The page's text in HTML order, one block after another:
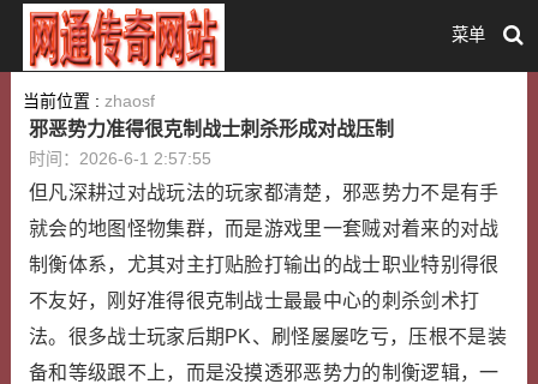
菜单
当前位置 : zhaosf
邪恶势力准得很克制战士刺杀形成对战压制
时间：2026-6-1 2:57:55
但凡深耕过对战玩法的玩家都清楚，邪恶势力不是有手
就会的地图怪物集群，而是游戏里一套贼对着来的对战
制衡体系，尤其对主打贴脸打输出的战士职业特别得很
不友好，刚好准得很克制战士最最中心的刺杀剑术打
法。很多战士玩家后期PK、刷怪屡屡吃亏，压根不是装
备和等级跟不上，而是没摸透邪恶势力的制衡逻辑，一